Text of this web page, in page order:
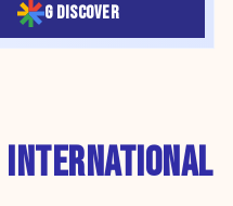
G DISCOVER
INTERNATIONAL